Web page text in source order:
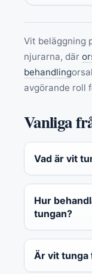
Vit beläggning
njurarna, där
behandling
avgörande roll
Vanliga
Vad är vit
Hur
tungan?
Är vit tunga